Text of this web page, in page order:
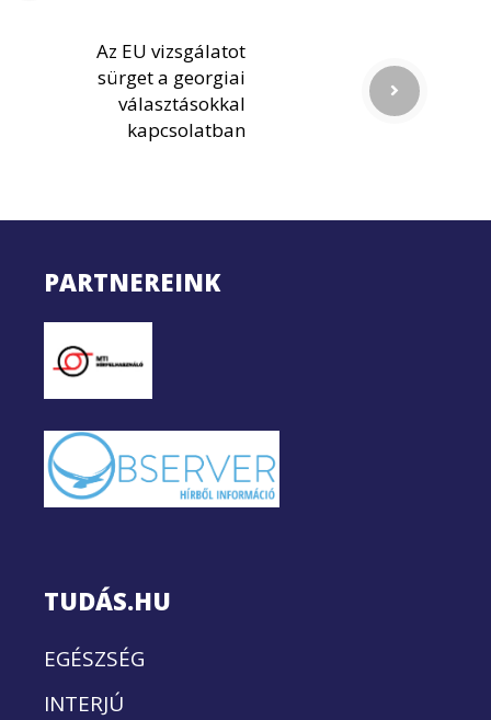
Az EU vizsgálatot
sürget a georgiai
választásokkal
kapcsolatban
PARTNEREINK
TUDÁS.HU
EGÉSZSÉG
INTERJÚ